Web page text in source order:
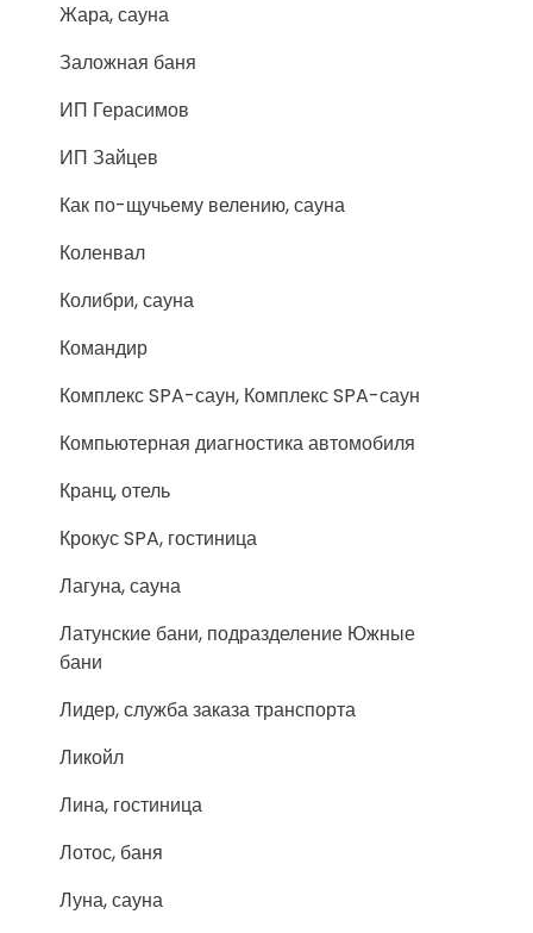
Жара, сауна
Заложная баня
ИП Герасимов
ИП Зайцев
Как по-щучьему велению, сауна
Коленвал
Колибри, сауна
Командир
Комплекс SPA-саун, Комплекс SPA-саун
Компьютерная диагностика автомобиля
Кранц, отель
Крокус SPA, гостиница
Лагуна, сауна
Латунские бани, подразделение Южные
бани
Лидер, служба заказа транспорта
Ликойл
Лина, гостиница
Лотос, баня
Луна, сауна